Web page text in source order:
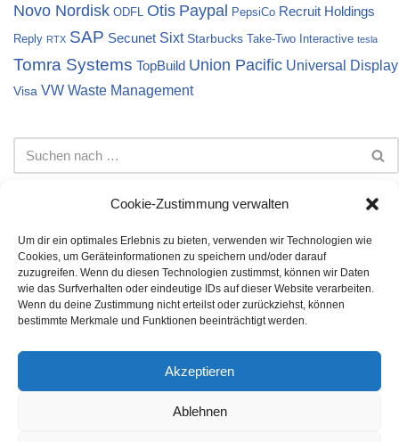
Cookie-Zustimmung verwalten
Um dir ein optimales Erlebnis zu bieten, verwenden wir Technologien wie
Cookies, um Geräteinformationen zu speichern und/oder darauf
zuzugreifen. Wenn du diesen Technologien zustimmst, können wir Daten
wie das Surfverhalten oder eindeutige IDs auf dieser Website verarbeiten.
Wenn du deine Zustimmung nicht erteilst oder zurückziehst, können
bestimmte Merkmale und Funktionen beeinträchtigt werden.
Akzeptieren
Ablehnen
Novo Nordisk ODFL Otis Paypal PepsiCo Recruit Holdings
Reply RTX SAP Secunet Sixt Starbucks Take-Two Interactive tesla
Tomra Systems TopBuild Union Pacific Universal Display
Visa VW Waste Management
Impressum Datenschutz Cookie-Richtlinie (EU)
Die auf dieser Webseite dargestellten Informationen stellen
keine Anlageberatung dar. Bei den Inhalten handelt es sich
auf Vollständigkeit, Richtigkeit und Korrektheit der angegebenen
Wertpapiere unterliegen Risiken, die jeder individuell für sich